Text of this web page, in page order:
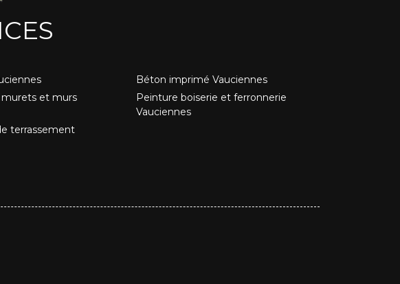
murets et murs
terrassement
Béton imprimé Vauciennes
Peinture boiserie et ferronnerie
Vauciennes